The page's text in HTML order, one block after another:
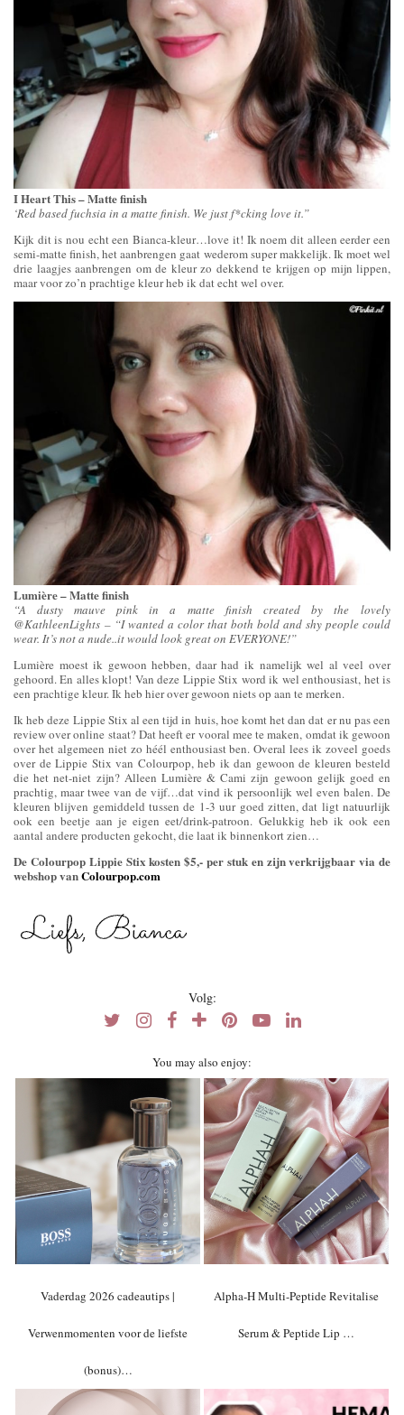
I Heart This – Matte finish
‘Red based fuchsia in a matte finish. We just f*cking love it.”
Kijk dit is nou echt een Bianca-kleur…love it! Ik noem dit alleen eerder een
semi-matte finish, het aanbrengen gaat wederom super makkelijk. Ik moet wel
drie laagjes aanbrengen om de kleur zo dekkend te krijgen op mijn lippen,
maar voor zo’n prachtige kleur heb ik dat echt wel over.
Lumière – Matte finish
“A dusty mauve pink in a matte finish created by the lovely
@KathleenLights – “I wanted a color that both bold and shy people could
wear. It’s not a nude..it would look great on EVERYONE!”
Lumière moest ik gewoon hebben, daar had ik namelijk wel al veel over
gehoord. En alles klopt! Van deze Lippie Stix word ik wel enthousiast, het is
een prachtige kleur. Ik heb hier over gewoon niets op aan te merken.
Ik heb deze Lippie Stix al een tijd in huis, hoe komt het dan dat er nu pas een
review over online staat? Dat heeft er vooral mee te maken, omdat ik gewoon
over het algemeen niet zo héél enthousiast ben. Overal lees ik zoveel goeds
over de Lippie Stix van Colourpop, heb ik dan gewoon de kleuren besteld
die het net-niet zijn? Alleen Lumière & Cami zijn gewoon gelijk goed en
prachtig, maar twee van de vijf…dat vind ik persoonlijk wel even balen. De
kleuren blijven gemiddeld tussen de 1-3 uur goed zitten, dat ligt natuurlijk
ook een beetje aan je eigen eet/drink-patroon. Gelukkig heb ik ook een
aantal andere producten gekocht, die laat ik binnenkort zien…
De Colourpop Lippie Stix kosten $5,- per stuk en zijn verkrijgbaar via de
webshop vanColourpop.com
Volg:
You may also enjoy:
Vaderdag 2026 cadeautips |
Verwenmomenten voor de liefste
(bonus)…
Alpha-H Multi-Peptide Revitalise
Serum & Peptide Lip …